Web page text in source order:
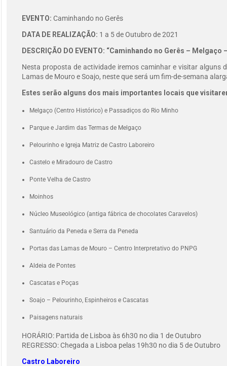
EVENTO: Caminhando no Gerês
DATA DE REALIZAÇÃO: 1 a 5 de Outubro de 2021
DESCRIÇÃO DO EVENTO: “Caminhando no Gerês –
Nesta proposta de actividade iremos caminhar e visitar alguns
Lamas de Mouro e Soajo, neste que será um fim-de-semana
Estes serão alguns dos mais importantes locais que
Melgaço (Centro Histórico) e Passadiços do Rio Minho
Parque e Jardim das Termas de Melgaço
Pelourinho e Igreja Matriz de Castro Laboreiro
Castelo e Miradouro de Castro
Ponte Velha de Castro
Moinhos
Núcleo Museológico (antiga fábrica de chocolates Caravelos)
Santuário da Peneda e Serra da Peneda
Portas das Lamas de Mouro – Centro Interpretativo do PNPG
Aldeia de Pontes
Cascatas e Poças
Soajo – Pelourinho, Espinheiros e Cascatas
Paisagens naturais
HORÁRIO: Partida de Lisboa às 6h30 no dia 1 de Outubro
REGRESSO: Chegada a Lisboa pelas 19h30 no dia 5 de Outubro
Castro Laboreiro